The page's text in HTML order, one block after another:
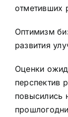
отметивших
Оптимизм
развития
Оценки
перспектив
повысились